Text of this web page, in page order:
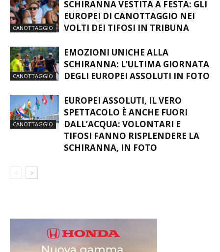
CANOTTAGGIO
SCHIRANNA VESTITA A FESTA: GLI
EUROPEI DI CANOTTAGGIO NEI
CANOTTAGGIO
EMOZIONI UNICHE ALLA
SCHIRANNA: L’ULTIMA GIORNATA
EUROPEI ASSOLUTI, IL VERO
SPETTACOLO È ANCHE FUORI
DALL’ACQUA: VOLONTARI E
TIFOSI FANNO RISPLENDERE LA